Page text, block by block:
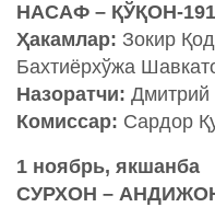
НАСАФ – ҚЎҚОН-
Ҳакамлар: Зокир
Бахтиёрхўжа
Назоратчи: Дмитрий
Комиссар: Сардор
1 ноябрь, якшанба
СУРХОН –